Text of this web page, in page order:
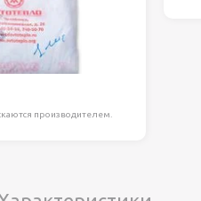
производителем.